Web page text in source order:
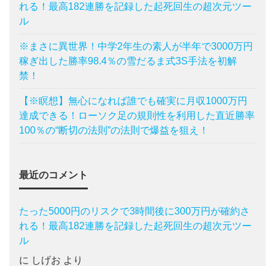
れる！最高182連勝を記録した起死回生の超次元ツー
ル
※まさに異世界！中学2年生の素人が半年で3000万円
稼ぎ出した勝率98.4％の雪だるま式3S手法を初解
禁！
【※瞑想】無心になれば誰でも確実に月収1000万円
達成できる！ローソク足の規則性を利用した直近勝率
100％の“断切の法則”の法則で爆益を狙え！
最近のコメント
たった5000円のリスクで3時間後に300万円が確約さ
れる！最高182連勝を記録した起死回生の超次元ツー
ル
に しげお より